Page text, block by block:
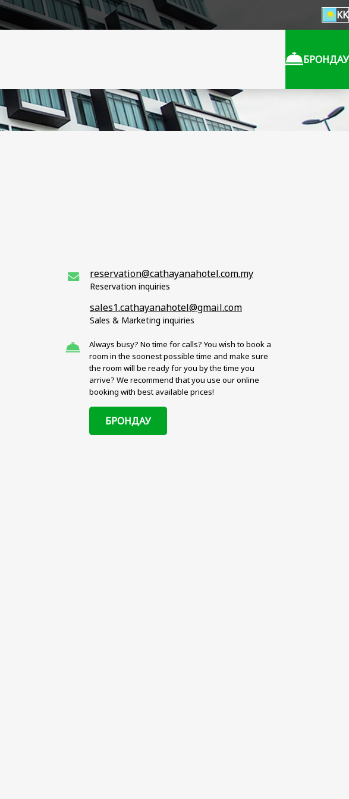
KK
БРОНДАУ
reservation@cathayanahotel.com.my
Reservation inquiries
sales1.cathayanahotel@gmail.com
Sales & Marketing inquiries
Always busy? No time for calls? You wish to book a
room in the soonest possible time and make sure
the room will be ready for you by the time you
arrive? We recommend that you use our online
booking with best available prices!
БРОНДАУ